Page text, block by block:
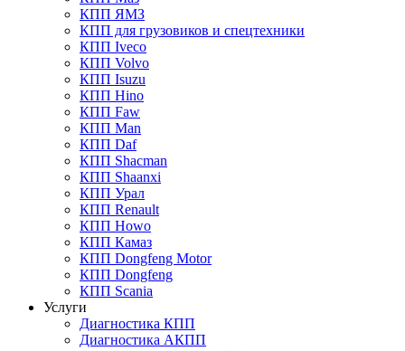
КПП ЯМЗ
КПП для грузовиков и спецтехники
КПП Iveco
КПП Volvo
КПП Isuzu
КПП Hino
КПП Faw
КПП Man
КПП Daf
КПП Shacman
КПП Shaanxi
КПП Урал
КПП Renault
КПП Howo
КПП Камаз
КПП Dongfeng Motor
КПП Dongfeng
КПП Scania
Услуги
Диагностика КПП
Диагностика АКПП